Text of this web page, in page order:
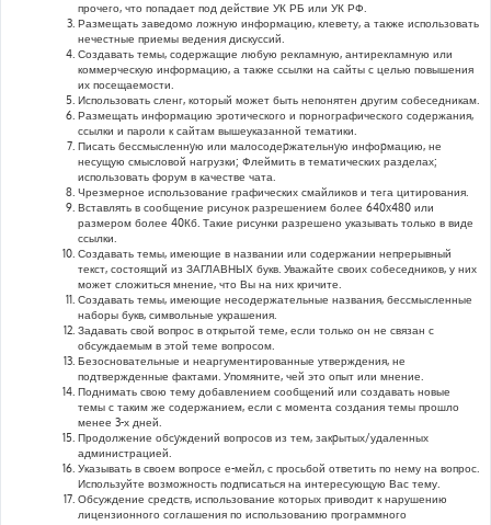
прочего, что попадает под действие УК РБ или УК РФ.
Размещать заведомо ложную информацию, клевету, а также использовать
нечестные приемы ведения дискуссий.
Создавать темы, содержащие любую рекламную, антирекламную или
коммерческую информацию, а также ссылки на сайты с целью повышения
их посещаемости.
Использовать сленг, который может быть непонятен другим собеседникам.
Размещать информацию эротического и порнографического содержания,
ссылки и пароли к сайтам вышеуказанной тематики.
Писать бессмысленнyю или малосодеpжательнyю инфоpмацию, не
несущую смысловой нагрузки; Флеймить в тематических разделах;
использовать форум в качестве чата.
Чрезмерное использование графических смайликов и тега цитирования.
Вставлять в сообщение рисунок разрешением более 640x480 или
размером более 40Кб. Такие рисунки разрешено указывать только в виде
ссылки.
Создавать темы, имеющие в названии или содержании непрерывный
текст, состоящий из ЗАГЛАВНЫХ букв. Уважайте своих собеседников, у них
может сложиться мнение, что Вы на них кричите.
Создавать темы, имеющие несодержательные названия, бессмысленные
наборы букв, символьные украшения.
Задавать свой вопрос в открытой теме, если только он не связан с
обсуждаемым в этой теме вопросом.
Безосновательные и неаргументированные утверждения, не
подтвержденные фактами. Упомяните, чей это опыт или мнение.
Поднимать свою тему добавлением сообщений или создавать новые
темы с таким же содержанием, если с момента создания темы прошло
менее 3-х дней.
Продолжение обсyждений вопросов из тем, закpытых/удаленных
администрацией.
Указывать в своем вопросе е-мейл, с просьбой ответить по нему на вопрос.
Используйте возможность подписаться на интересующую Вас тему.
Обсуждение средств, использование которых приводит к нарушению
лицензионного соглашения по использованию программного